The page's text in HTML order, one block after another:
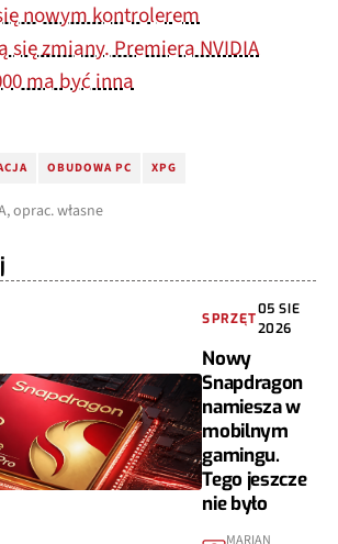
nowym kontrolerem
się zmiany. Premiera NVIDIA
ma być inna
OBUDOWA PC XPG
oprac. własne
SPRZĘT
05 SIE
2026
Nowy
Snapdragon
namiesza w
mobilnym
gamingu.
Tego jeszcze
nie było
MARIAN